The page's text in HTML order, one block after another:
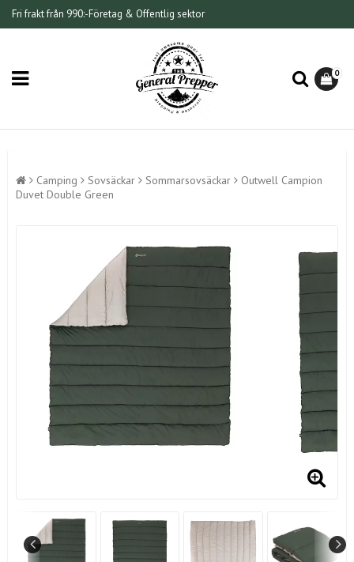
Fri frakt från 990:-Företag & Offentlig sektor
0
Camping Sovsäckar Sommarsovsäckar
Outwell Campion
Duvet Double Green